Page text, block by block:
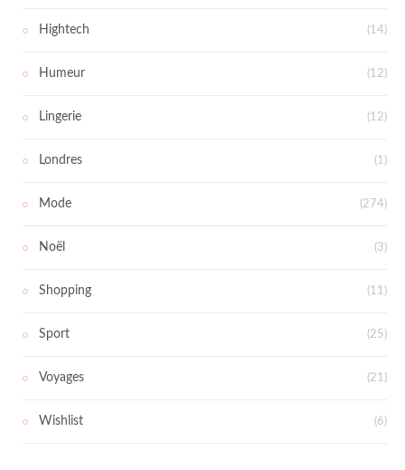
Hightech (14)
Humeur (12)
Lingerie (12)
Londres (1)
Mode (274)
Noël (3)
Shopping (11)
Sport (25)
Voyages (21)
Wishlist (6)